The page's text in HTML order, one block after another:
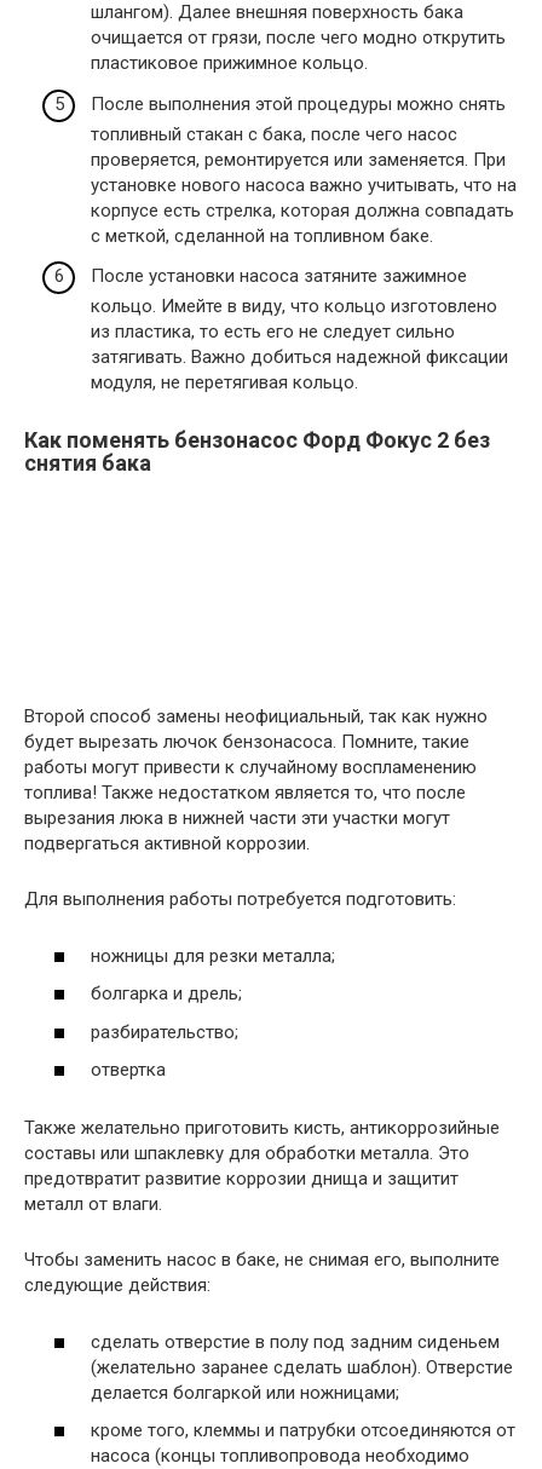
шлангом). Далее внешняя поверхность бака
очищается от грязи, после чего модно открутить
пластиковое прижимное кольцо.
После выполнения этой процедуры можно снять
топливный стакан с бака, после чего насос
проверяется, ремонтируется или заменяется. При
установке нового насоса важно учитывать, что на
корпусе есть стрелка, которая должна совпадать
с меткой, сделанной на топливном баке.
После установки насоса затяните зажимное
кольцо. Имейте в виду, что кольцо изготовлено
из пластика, то есть его не следует сильно
затягивать. Важно добиться надежной фиксации
модуля, не перетягивая кольцо.
Как поменять бензонасос Форд Фокус 2 без
снятия бака
Второй способ замены неофициальный, так как нужно
будет вырезать лючок бензонасоса. Помните, такие
работы могут привести к случайному воспламенению
топлива! Также недостатком является то, что после
вырезания люка в нижней части эти участки могут
подвергаться активной коррозии.
Для выполнения работы потребуется подготовить:
ножницы для резки металла;
болгарка и дрель;
разбирательство;
отвертка
Также желательно приготовить кисть, антикоррозийные
составы или шпаклевку для обработки металла. Это
предотвратит развитие коррозии днища и защитит
металл от влаги.
Чтобы заменить насос в баке, не снимая его, выполните
следующие действия:
сделать отверстие в полу под задним сиденьем
(желательно заранее сделать шаблон). Отверстие
делается болгаркой или ножницами;
кроме того, клеммы и патрубки отсоединяются от
насоса (концы топливопровода необходимо